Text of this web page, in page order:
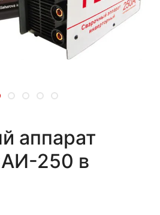
аппарат
250 в